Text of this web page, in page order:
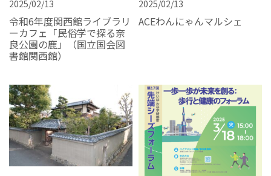
2025/02/13
令和6年度関西館ライブラリ
ーカフェ「民俗学で探る奈
良公園の鹿」（国立国会図
書館関西館）
2025/02/13
ACEわんにゃんマルシェ